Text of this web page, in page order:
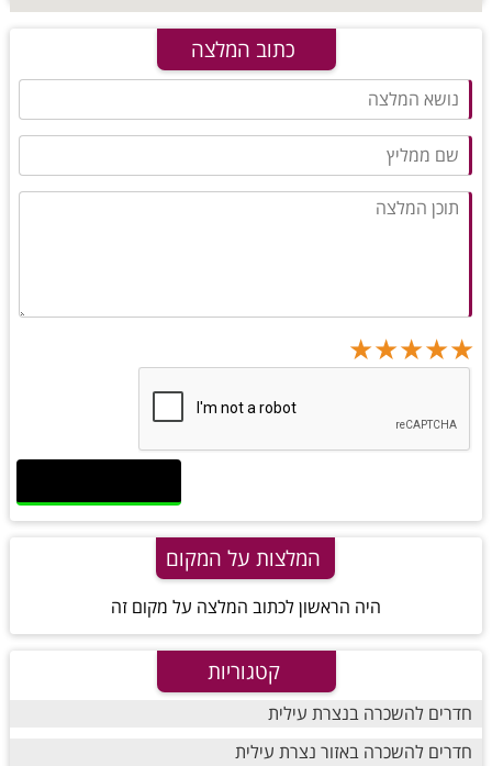
כתוב המלצה
★
★★
★★★
★★★★
★★★★★
המלצות על המקום
היה הראשון לכתוב המלצה על מקום זה
קטגוריות
חדרים להשכרה בנצרת עילית
חדרים להשכרה באזור נצרת עילית